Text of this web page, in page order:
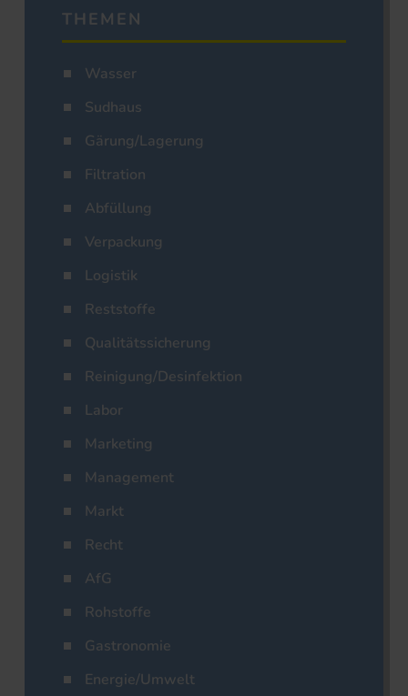
THEMEN
Wasser
Sudhaus
Gärung/Lagerung
Filtration
Abfüllung
Verpackung
Logistik
Reststoffe
Qualitätssicherung
Reinigung/Desinfektion
Labor
Marketing
Management
Markt
Recht
AfG
Rohstoffe
Gastronomie
Energie/Umwelt